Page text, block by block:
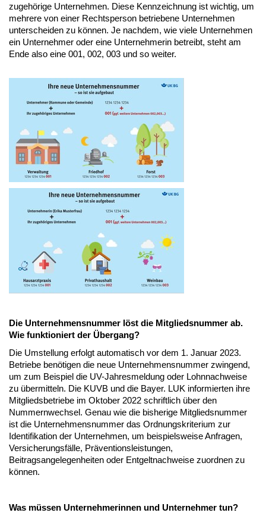
zugehörige Unternehmen. Diese Kennzeichnung ist wichtig, um
mehrere von einer Rechtsperson betriebene Unternehmen
unterscheiden zu können. Je nachdem, wie viele Unternehmen
ein Unternehmer oder eine Unternehmerin betreibt, steht am
Ende also eine 001, 002, 003 und so weiter.
Die Unternehmensnummer löst die Mitgliedsnummer ab.
Wie funktioniert der Übergang?
Die Umstellung erfolgt automatisch vor dem 1. Januar 2023.
Betriebe benötigen die neue Unternehmensnummer zwingend,
um zum Beispiel die UV-Jahresmeldung oder Lohnnachweise
zu übermitteln. Die KUVB und die Bayer. LUK informierten ihre
Mitgliedsbetriebe im Oktober 2022 schriftlich über den
Nummernwechsel. Genau wie die bisherige Mitgliedsnummer
ist die Unternehmensnummer das Ordnungskriterium zur
Identifikation der Unternehmen, um beispielsweise Anfragen,
Versicherungsfälle, Präventionsleistungen,
Beitragsangelegenheiten oder Entgeltnachweise zuordnen zu
können.
Was müssen Unternehmerinnen und Unternehmer tun?